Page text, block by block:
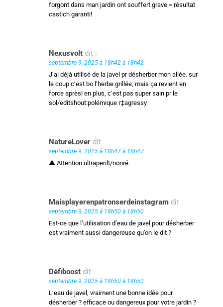
forgont dans man jardin ont souffert grave = résultat
castich garanti!
Nexusvolt dit :
septembre 9, 2025 à 18h42 à 18h42
J’ai déjà utilisé de la javel pr désherber mon allée. sur
le coup c’est bo l’herbe grillée, mais ça revient en
force après! en plus, c’est pas super sain pr le
sol/editshout:polémique г‡agressy
NatureLover dit :
septembre 9, 2025 à 18h47 à 18h47
⚠️ Attention ultraperilt/nonré
Maisplayerenpatronserdeinstagram dit :
septembre 9, 2025 à 18h50 à 18h50
Est-ce que l’utilisation d’eau de javel pour désherber
est vraiment aussi dangereuse qu’on le dit ?
Défiboost dit :
septembre 9, 2025 à 18h50 à 18h50
L’eau de javel, vraiment une bonne idée pour
désherber ? efficace ou dangereux pour votre jardin ?